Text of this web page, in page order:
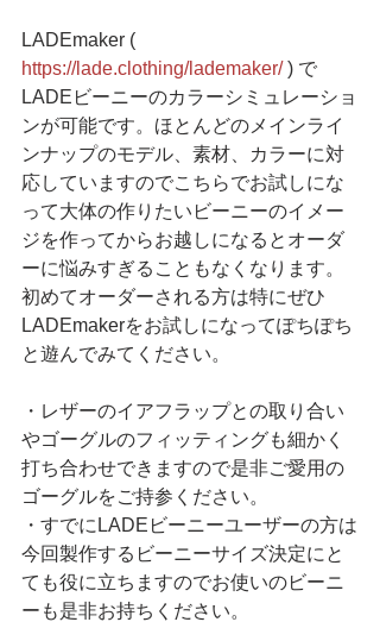
LADEmaker (
https://lade.clothing/lademaker/ ) で
LADEビーニーのカラーシミュレーショ
ンが可能です。ほとんどのメインライ
ンナップのモデル、素材、カラーに対
応していますのでこちらでお試しにな
って大体の作りたいビーニーのイメー
ジを作ってからお越しになるとオーダ
ーに悩みすぎることもなくなります。
初めてオーダーされる方は特にぜひ
LADEmakerをお試しになってぽちぽち
と遊んでみてください。
・レザーのイアフラップとの取り合い
やゴーグルのフィッティングも細かく
打ち合わせできますので是非ご愛用の
ゴーグルをご持参ください。
・すでにLADEビーニーユーザーの方は
今回製作するビーニーサイズ決定にと
ても役に立ちますのでお使いのビーニ
ーも是非お持ちください。